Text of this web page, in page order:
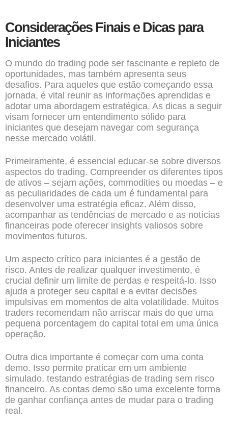
Considerações Finais e Dicas para
Iniciantes
O mundo do trading pode ser fascinante e repleto de
oportunidades, mas também apresenta seus
desafios. Para aqueles que estão começando essa
jornada, é vital reunir as informações aprendidas e
adotar uma abordagem estratégica. As dicas a seguir
visam fornecer um entendimento sólido para
iniciantes que desejam navegar com segurança
nesse mercado volátil.
Primeiramente, é essencial educar-se sobre diversos
aspectos do trading. Compreender os diferentes tipos
de ativos – sejam ações, commodities ou moedas – e
as peculiaridades de cada um é fundamental para
desenvolver uma estratégia eficaz. Além disso,
acompanhar as tendências de mercado e as notícias
financeiras pode oferecer insights valiosos sobre
movimentos futuros.
Um aspecto crítico para iniciantes é a gestão de
risco. Antes de realizar qualquer investimento, é
crucial definir um limite de perdas e respeitá-lo. Isso
ajuda a proteger seu capital e a evitar decisões
impulsivas em momentos de alta volatilidade. Muitos
traders recomendam não arriscar mais do que uma
pequena porcentagem do capital total em uma única
operação.
Outra dica importante é começar com uma conta
demo. Isso permite praticar em um ambiente
simulado, testando estratégias de trading sem risco
financeiro. As contas demo são uma excelente forma
de ganhar confiança antes de mudar para o trading
real.